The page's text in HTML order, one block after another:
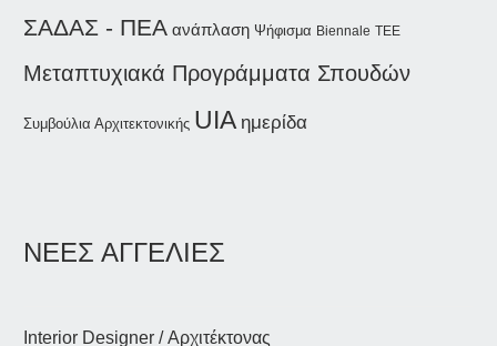
ΣΑΔΑΣ - ΠΕΑ ανάπλαση Ψήφισμα Biennale ΤΕΕ
Μεταπτυχιακά Προγράμματα Σπουδών
Συμβούλια Αρχιτεκτονικής UIA ημερίδα
ΝΕΕΣ ΑΓΓΕΛΙΕΣ
Interior Designer / Αρχιτέκτονας